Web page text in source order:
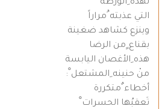
لهذه ِالورطة
التي عذبته ُمراراً
وينزع كشاهد ضغينة
بقناع ٍمن الرضا
هذه ِالأغصان اليابسة
منْ حنينه ِالمشتعل ْ:
أخطاء ٌمتكررة
تَعقبُها الحسرات ْ